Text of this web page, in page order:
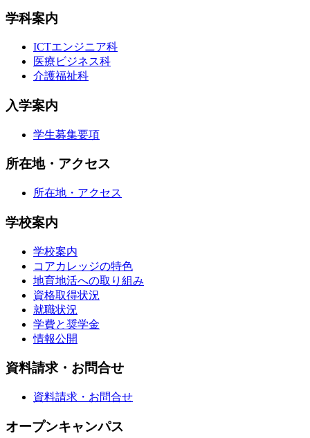
学科案内
ICTエンジニア科
医療ビジネス科
介護福祉科
入学案内
学生募集要項
所在地・アクセス
所在地・アクセス
学校案内
学校案内
コアカレッジの特色
地育地活への取り組み
資格取得状況
就職状況
学費と奨学金
情報公開
資料請求・お問合せ
資料請求・お問合せ
オープンキャンパス